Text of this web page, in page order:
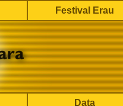
Festival Erau
Data